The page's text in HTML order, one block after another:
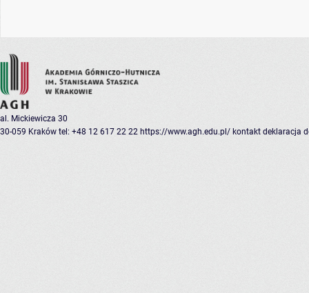
al. Mickiewicza 30
30-059 Kraków tel: +48 12 617 22 22 https://www.agh.edu.pl/ kontakt deklaracja